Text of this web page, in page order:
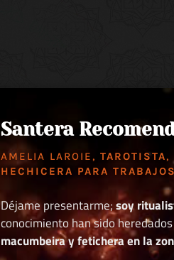
Santera
AMELIA LAROIE,TAROTISTA,
HECHICERA PARA
Déjame presentarme;soy
conocimiento han sido
macumbeira y fetichera en la